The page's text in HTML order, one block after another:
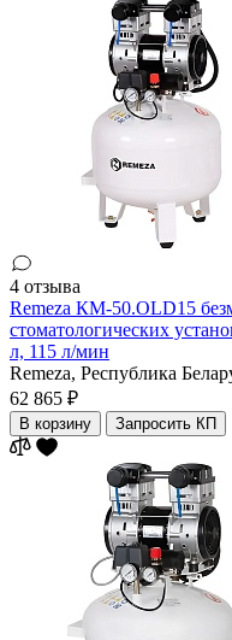
4 отзыва
Remeza КМ-50.OLD15
стоматологических
л, 115 л/мин
Remeza, Республика
62 865 ₽
В корзину Запросить КП